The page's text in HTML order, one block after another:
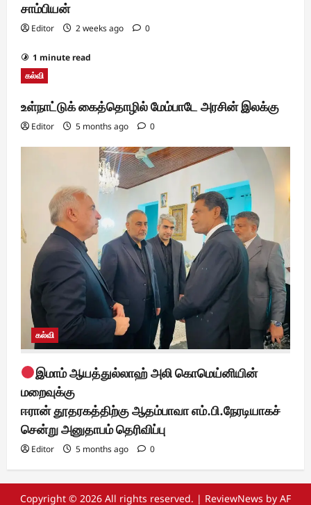
சாம்பியன்
Editor 2 weeks ago 0
1 minute read
கல்வி
உள்நாட்டுக் கைத்தொழில் மேம்பாடே அரசின் இலக்கு
Editor 5 months ago 0
கல்வி
இமாம் ஆயத்துல்லாஹ் அலி கொமெய்னியின்
மறைவுக்கு
ஈரான் தூதரகத்திற்கு ஆதம்பாவா எம்.பி.நேரடியாகச்
சென்று அனுதாபம் தெரிவிப்பு
Editor 5 months ago 0
Copyright © 2026 All rights reserved. | ReviewNews by AF